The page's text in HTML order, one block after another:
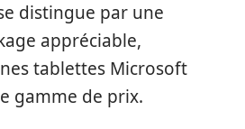
distingue par une
appréciable,
tablettes Microsoft
gamme de prix.